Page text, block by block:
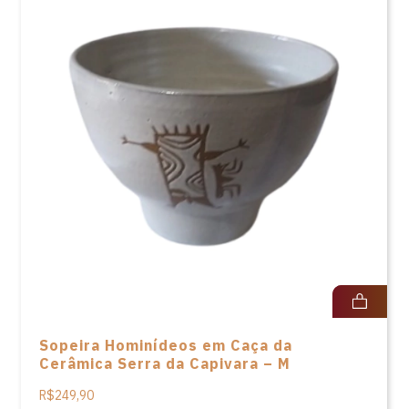
Sopeira Hominídeos em Caça da
Cerâmica Serra da Capivara – M
R$249,90